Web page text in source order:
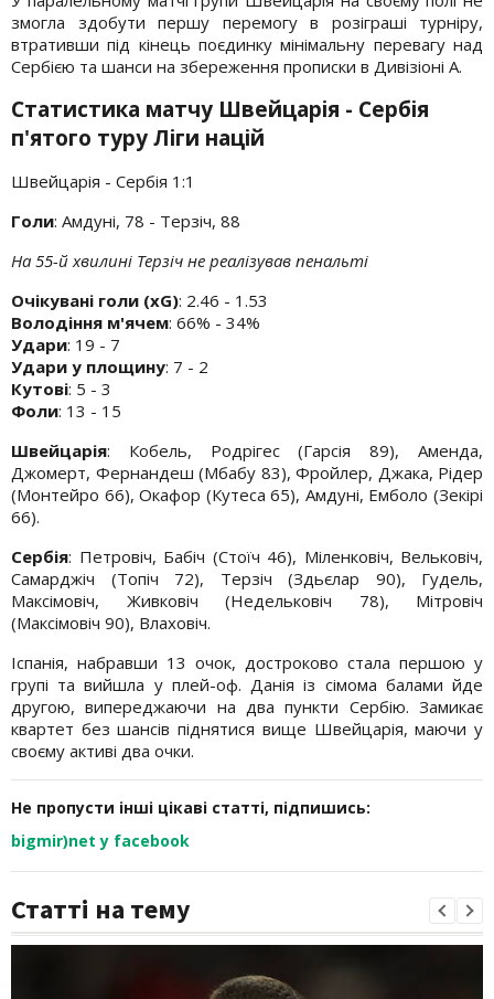
змогла здобути першу перемогу в розіграші турніру,
втративши під кінець поєдинку мінімальну перевагу над
Сербією та шанси на збереження прописки в Дивізіоні А.
Статистика матчу Швейцарія - Сербія
п'ятого туру Ліги націй
Швейцарія - Сербія 1:1
Голи: Амдуні, 78 - Терзіч, 88
На 55-й хвилині Терзіч не реалізував пенальті
Очікувані голи (xG): 2.46 - 1.53
Володіння м'ячем: 66% - 34%
Удари: 19 - 7
Удари у площину: 7 - 2
Кутові: 5 - 3
Фоли: 13 - 15
Швейцарія: Кобель, Родрігес (Гарсія 89), Аменда,
Джомерт, Фернандеш (Мбабу 83), Фройлер, Джака, Рідер
(Монтейро 66), Окафор (Кутеса 65), Амдуні, Емболо (Зекірі
66).
Сербія: Петровіч, Бабіч (Стоїч 46), Міленковіч, Вельковіч,
Самарджіч (Топіч 72), Терзіч (Здьєлар 90), Гудель,
Максімовіч, Живковіч (Недельковіч 78), Мітровіч
(Максімовіч 90), Влаховіч.
Іспанія, набравши 13 очок, достроково стала першою у
групі та вийшла у плей-оф. Данія із сімома балами йде
другою, випереджаючи на два пункти Сербію. Замикає
квартет без шансів піднятися вище Швейцарія, маючи у
своєму активі два очки.
Не пропусти інші цікаві статті, підпишись:
bigmir)net у facebook
Статті на тему